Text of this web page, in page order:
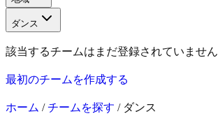
ダンス
該当するチームはまだ登録されていません
最初のチームを作成する
ホーム /チームを探す / ダンス